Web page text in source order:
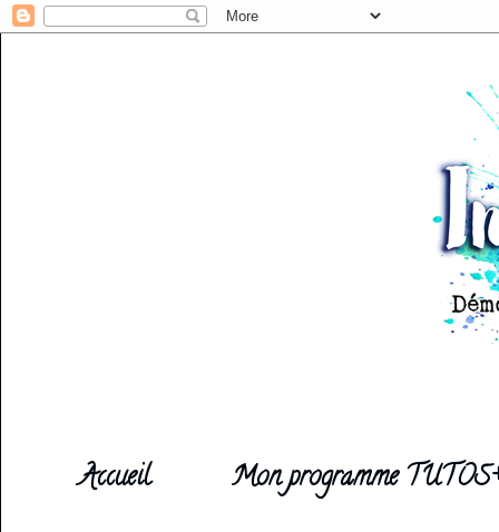
Accueil
Mon programme